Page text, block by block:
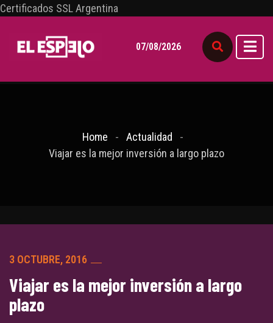
Certificados SSL Argentina
07/08/2026
Home
Actualidad
Viajar es la mejor inversión a largo plazo
3 OCTUBRE, 2016
Viajar es la mejor inversión a largo
plazo